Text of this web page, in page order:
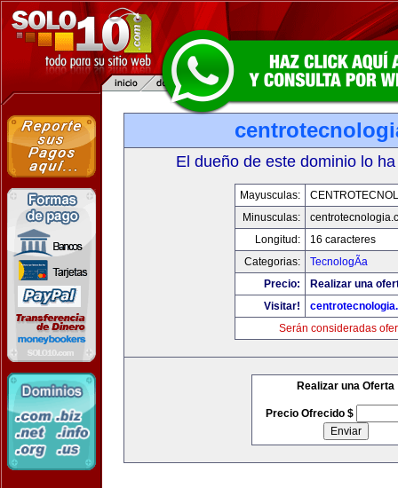
El dueño de este dominio lo
Mayusculas:
Minusculas:
Longitud:
16 caracteres
Categorias:
TecnologÃ­a
Precio:
Realizar una
Visitar!
Serán consideradas
Realizar una Oferta
Precio Ofrecido $